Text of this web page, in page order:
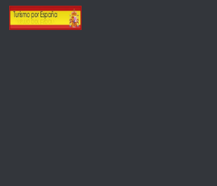
Saltar al contenido